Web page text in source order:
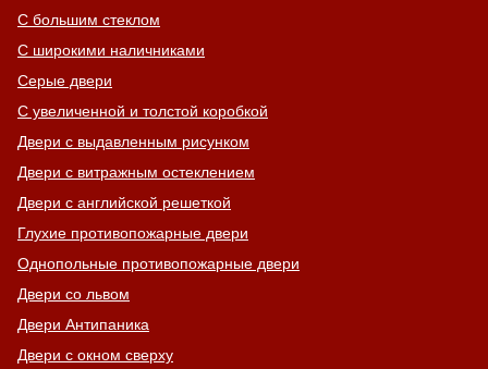
С большим стеклом
С широкими наличниками
Серые двери
С увеличенной и толстой коробкой
Двери с выдавленным рисунком
Двери с витражным остеклением
Двери с английской решеткой
Глухие противопожарные двери
Однопольные противопожарные двери
Двери со львом
Двери Антипаника
Двери с окном сверху